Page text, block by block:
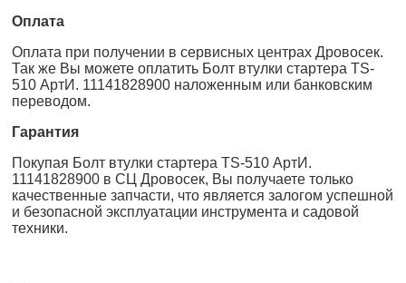
Оплата
Оплата при получении в сервисных центрах Дровосек.
Так же Вы можете оплатить Болт втулки стартера TS-
510 АртИ. 11141828900 наложенным или банковским
переводом.
Гарантия
Покупая Болт втулки стартера TS-510 АртИ.
11141828900 в СЦ Дровосек, Вы получаете только
качественные запчасти, что является залогом успешной
и безопасной эксплуатации инструмента и садовой
техники.